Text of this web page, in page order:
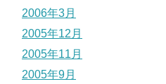
2006年3月
2005年12月
2005年11月
2005年9月